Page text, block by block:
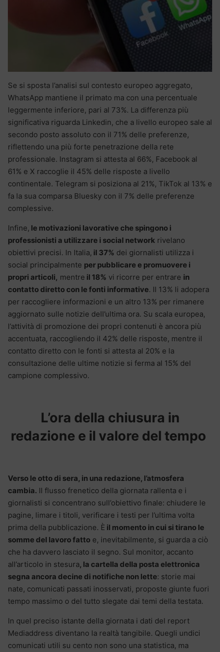
Se si sposta l’analisi sul contesto europeo aggregato,
WhatsApp mantiene il primato ma con una percentuale
leggermente inferiore, pari al 73%. La differenza più
significativa riguarda Linkedin, che a livello europeo sale al
secondo posto assoluto con il 71% delle preferenze,
riflettendo una più forte penetrazione della rete
professionale. Instagram si attesta al 66%, Facebook al
61% e X raccoglie il 45% delle risposte a livello
continentale. Telegram si posiziona al 21%, TikTok al 13% e
fa la sua comparsa Bluesky con il 7% delle preferenze
complessive.
Infine, le motivazioni lavorative che spingono i
professionisti a utilizzare i social network rivelano
obiettivi precisi. In Italia, il 37% dei giornalisti utilizza i
social principalmente per pubblicare e promuovere i
propri articoli, mentre il 18% vi ricorre per entrare in
contatto diretto con le fonti informative. Il 13% li adopera
per raccogliere informazioni e un altro 13% per rimanere
aggiornato sulle notizie dell’ultima ora. Su scala europea,
l’attività di promozione dei propri contenuti è ancora più
accentuata, raccogliendo il 42% delle risposte, mentre il
contatto diretto con le fonti si attesta al 20% e la
consultazione delle ultime notizie si ferma al 15% del
campione complessivo.
L’ora della chiusura in
redazione e il valore del tempo
Verso le otto di sera, in una redazione, l’atmosfera
cambia. Il flusso frenetico della giornata rallenta e i
giornalisti si concentrano sull’obiettivo finale: chiudere le
pagine, limare i titoli, verificare i testi per l’ultima volta
prima della pubblicazione. È il momento in cui si tirano le
somme del lavoro fatto e, inevitabilmente, si guarda a ciò
che ha davvero lasciato il segno. Sul monitor, accanto
all’articolo in stesura, la cartella della posta elettronica
segna ancora decine di notifiche non lette: storie mai
nate, comunicati passati inosservati, proposte giunte fuori
tempo massimo o del tutto slegate dai temi della testata.
In quel preciso istante della giornata i dati del report
Mediaddress diventano la realtà tangibile. Quegli undici
comunicati utili su cento non sono una statistica, ma